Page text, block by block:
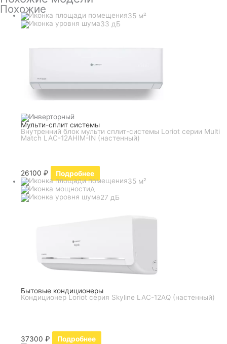
Похожие
35 м²
33 дБ
Мульти-сплит системы
Внутренний блок мульти сплит-системы Loriot серии Multi
Match LAC-12AHIM-IN (настенный)
26100₽
Подробнее
35 м²
A
27 дБ
Бытовые кондиционеры
Кондиционер Loriot серия Skyline LAC-12AQ (настенный)
37300₽
Подробнее